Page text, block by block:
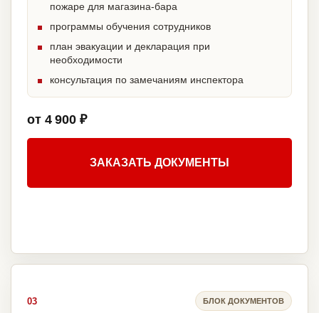
пожаре для магазина-бара
программы обучения сотрудников
план эвакуации и декларация при
необходимости
консультация по замечаниям инспектора
от 4 900 ₽
ЗАКАЗАТЬ ДОКУМЕНТЫ
03 БЛОК ДОКУМЕНТОВ